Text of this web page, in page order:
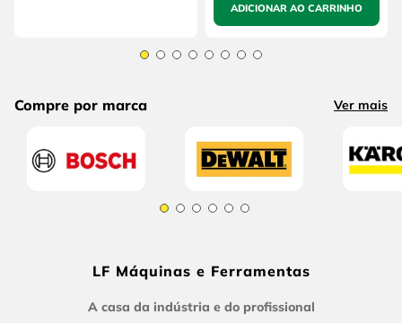
ADICIONAR AO CARRINHO
Compre por marca Ver mais
LF Máquinas e Ferramentas
A casa da indústria e do profissional